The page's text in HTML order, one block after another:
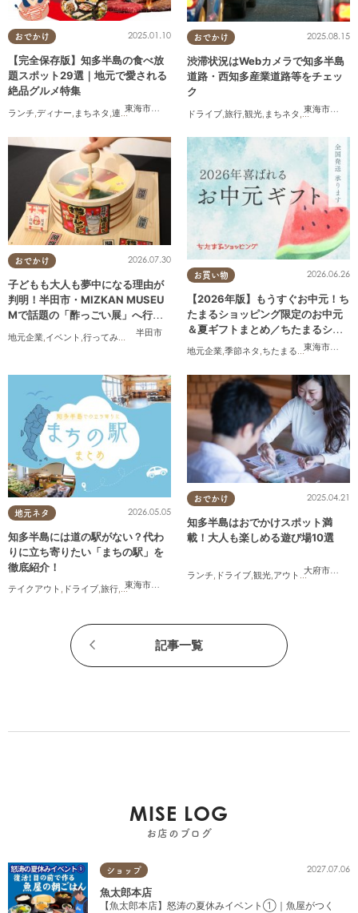
おでかけ
東海市
,大府市 知多市 ,東浦町,阿久比町 , 半田市,常滑市 ,
2025.01.10
【完全保存版】知多半島の食べ放
題スポット29選｜地元で愛される
絶品グルメ特集
ランチ ディナー まちネタ 連載 ,コスパ抜群
おでかけ
東海市
,大府
2025.08.15
渋滞状況はWebカメラで知多半島
道路・西知多産業道路等をチェッ
ク
ドライブ 旅行 観光 まちネタ 渋滞
おでかけ
半田市
2026.07.30
子どもも大人も夢中になる理由が
判明！半田市・MIZKAN MUSEU
Mで話題の「酢っごい展」へ行っ
てみた｜7/25(土)～8/30(日)／ち
たまる広告
地元企業,イベント ,行ってみたレポ ,ちたまる広告,親子 ,家族 ,友人
お買い物
東海市
,大府
2026.06.26
【2026年版】もうすぐお中元！ち
たまるショッピング限定のお中元
＆夏ギフトまとめ／ちたまるショ
ッピング
地元企業,季節ネタ ,ちたまるショッピング
地元ネタ
東海市武豊町
2026.05.05
知多半島には道の駅がない？代わ
りに立ち寄りたい「まちの駅」を
徹底紹介！
テイクアウト , ドライブ,旅行,観光,自然
おでかけ
大府市
,東浦
2025.04.21
知多半島はおでかけスポット満
載！大人も楽しめる遊び場10選
ランチ ドライブ 観光 アウトドア , 親子,
記事一覧
MISE LOG
お店のブログ
ショップ 2027.07.06
魚太郎本店
【魚太郎本店】怒涛の夏休みイベント①｜魚屋がつく